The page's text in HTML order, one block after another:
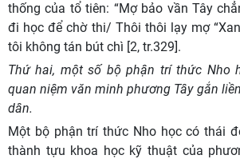
thống của tổ tiên: “Mợ bảo vần Tây
đi học để chờ thi/ Thôi thôi lạy mợ
tôi không tán bút chì [2, tr.329].
Thứ hai, một số bộ phận trí thức Nho
quan niệm văn minh phương Tây gắn
dân.
Một bộ phận trí thức Nho học có thái
thành tựu khoa học kỹ thuật của